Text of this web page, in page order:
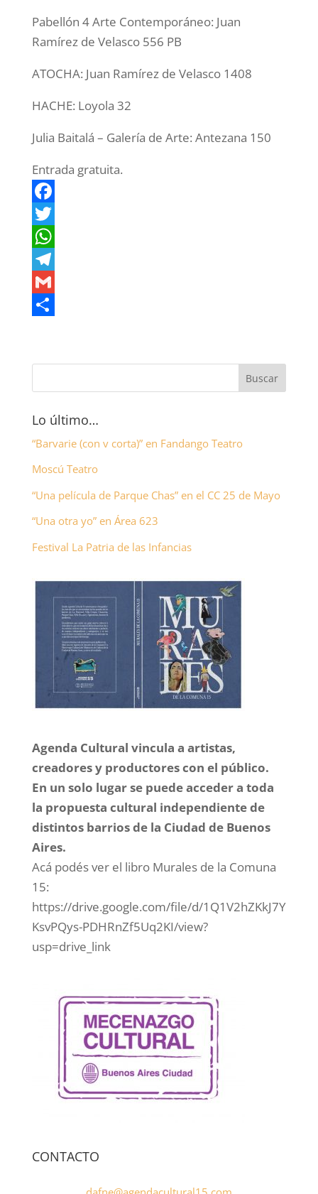
Pabellón 4 Arte Contemporáneo: Juan
Ramírez de Velasco 556 PB
ATOCHA: Juan Ramírez de Velasco 1408
HACHE: Loyola 32
Julia Baitalá – Galería de Arte: Antezana 150
Entrada gratuita.
F
a
c
e
b
T
w
W
h
a
p
p
T
e
r
a
m
G
lp
a
r
t
Lo último…
“Barvarie (con v corta)” en Fandango Teatro
Moscú Teatro
“Una película de Parque Chas” en el CC 25 de Mayo
“Una otra yo” en Área 623
Festival La Patria de las Infancias
Agenda Cultural vincula a artistas,
creadores y productores con el público.
En un solo lugar se puede acceder a toda
la propuesta cultural independiente de
distintos barrios de la Ciudad de Buenos
Aires.
Acá podés ver el libro Murales de la Comuna
15:
https://drive.google.com/file/d/1Q1V2hZKkJ7Y
KsvPQys-PDHRnZf5Uq2KI/view?
usp=drive_link
CONTACTO